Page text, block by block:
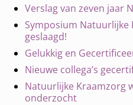
Verslag van zeven jaar
Symposium Natuurlijke
geslaagd!
Gelukkig en
Nieuwe collega’s
Natuurlijke Kraamzorg
onderzocht